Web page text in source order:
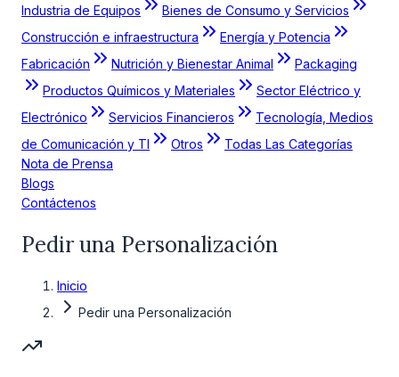
Industria de Equipos
Bienes de Consumo y Servicios
Construcción e infraestructura
Energía y Potencia
Fabricación
Nutrición y Bienestar Animal
Packaging
Productos Químicos y Materiales
Sector Eléctrico y
Electrónico
Servicios Financieros
Tecnología, Medios
de Comunicación y TI
Otros
Todas Las Categorías
Nota de Prensa
Blogs
Contáctenos
Pedir una Personalización
Inicio
Pedir una Personalización